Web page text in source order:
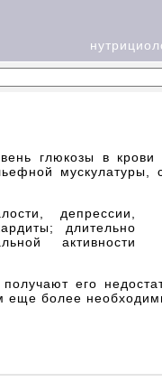
глюкозы в
мускулатуры,
депрессии,
длительно
активности
его
еще более